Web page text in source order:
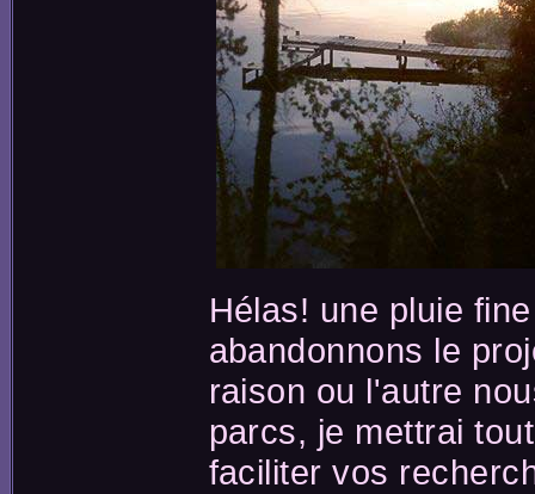
Hélas! une pluie
abandonnons le
raison ou l'autre
parcs, je mettrai
faciliter vos